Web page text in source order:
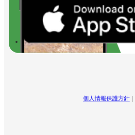
個人情報保護方針